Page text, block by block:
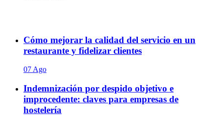
Cómo mejorar la calidad del servicio en un
restaurante y fidelizar clientes
07 Ago
Indemnización por despido objetivo e
improcedente: claves para empresas de
hostelería